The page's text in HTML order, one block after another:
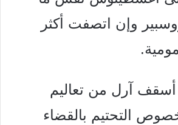
وإن اتصفت أكثر
آرل من تعاليم
التحتيم بالقضاء